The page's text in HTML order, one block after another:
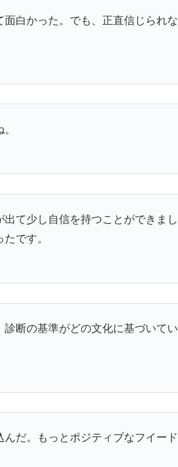
白かった。でも、正直信じられな
て少し自信を持つことができまし
です。
断の基準がどの文化に基づいてい
だ。もっとポジティブなフイード